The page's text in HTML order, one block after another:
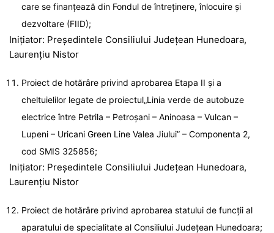
care se finanţează din Fondul de întreţinere, înlocuire şi
dezvoltare (FIID);
Inițiator: Președintele Consiliului Județean Hunedoara,
Laurențiu Nistor
Proiect de hotărâre privind aprobarea Etapa II și a
cheltuielilor legate de proiectul„Linia verde de autobuze
electrice între Petrila – Petroşani – Aninoasa – Vulcan –
Lupeni – Uricani Green Line Valea Jiului” – Componenta 2,
cod SMIS 325856;
Inițiator: Președintele Consiliului Județean Hunedoara,
Laurențiu Nistor
Proiect de hotărâre privind aprobarea statului de funcții al
aparatului de specialitate al Consiliului Județean Hunedoara;